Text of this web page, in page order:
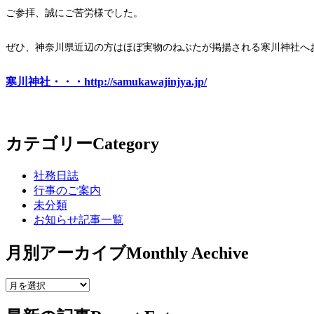
ご参拝、誠にご苦労様でした。
ぜひ、神奈川県近辺の方はほぼ実物のねぶたが掲揚される寒川神社へ
寒川神社・・・http://samukawajinjya.jp/
カテゴリーCategory
社務日誌
行事のご案内
未分類
お知らせ記事一覧
月別アーカイブMonthly Aechive